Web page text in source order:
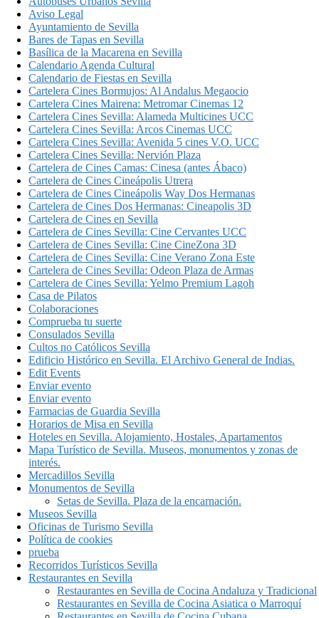
Aviso Legal
Ayuntamiento de Sevilla
Bares de Tapas en Sevilla
Basílica de la Macarena en Sevilla
Calendario Agenda Cultural
Calendario de Fiestas en Sevilla
Cartelera Cines Bormujos: Al Andalus Megaocio
Cartelera Cines Mairena: Metromar Cinemas 12
Cartelera Cines Sevilla: Alameda Multicines UCC
Cartelera Cines Sevilla: Arcos Cinemas UCC
Cartelera Cines Sevilla: Avenida 5 cines V.O. UCC
Cartelera Cines Sevilla: Nervión Plaza
Cartelera de Cines Camas: Cinesa (antes Ábaco)
Cartelera de Cines Cineápolis Utrera
Cartelera de Cines Cineápolis Way Dos Hermanas
Cartelera de Cines Dos Hermanas: Cineapolis 3D
Cartelera de Cines en Sevilla
Cartelera de Cines Sevilla: Cine Cervantes UCC
Cartelera de Cines Sevilla: Cine CineZona 3D
Cartelera de Cines Sevilla: Cine Verano Zona Este
Cartelera de Cines Sevilla: Odeon Plaza de Armas
Cartelera de Cines Sevilla: Yelmo Premium Lagoh
Casa de Pilatos
Colaboraciones
Comprueba tu suerte
Consulados Sevilla
Cultos no Católicos Sevilla
Edificio Histórico en Sevilla. El Archivo General de Indias.
Edit Events
Enviar evento
Enviar evento
Farmacias de Guardia Sevilla
Horarios de Misa en Sevilla
Hoteles en Sevilla. Alojamiento, Hostales, Apartamentos
Mapa Turístico de Sevilla. Museos, monumentos y zonas de
interés.
Mercadillos Sevilla
Monumentos de Sevilla
Setas de Sevilla. Plaza de la encarnación.
Museos Sevilla
Oficinas de Turismo Sevilla
Política de cookies
prueba
Recorridos Turísticos Sevilla
Restaurantes en Sevilla
Restaurantes en Sevilla de Cocina Andaluza y Tradicional
Restaurantes en Sevilla de Cocina Asiatica o Marroquí